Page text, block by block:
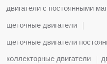
двигатели с постоянными
щеточные двигатели
щеточные двигатели
коллекторные двигатели